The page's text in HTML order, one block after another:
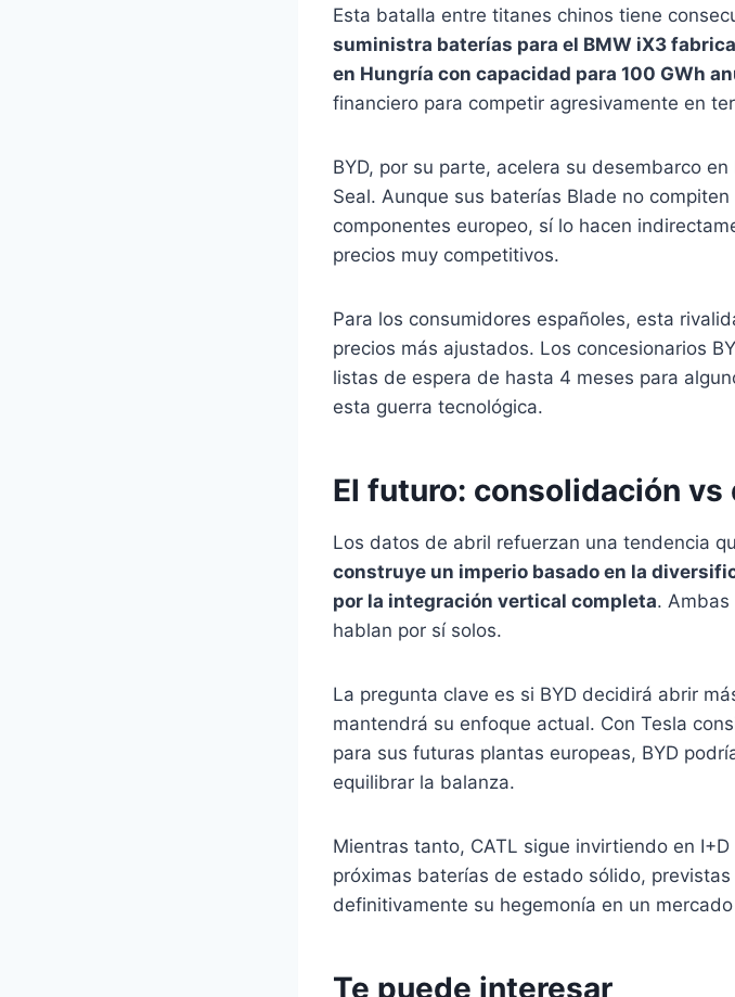
Esta batalla entre titanes chinos tiene
suministra baterías para el BMW iX3
en Hungría con capacidad para 100 GWh
financiero para competir agresivamente en
BYD, por su parte, acelera su desembarco
Seal. Aunque sus baterías Blade no
componentes europeo, sí lo hacen
precios muy competitivos.
Para los consumidores españoles, esta
precios más ajustados. Los concesionarios
listas de espera de hasta 4 meses para
esta guerra tecnológica.
El futuro: consolidación
Los datos de abril refuerzan una tendencia
construye un imperio basado en la
por la integración vertical completa.
hablan por sí solos.
La pregunta clave es si BYD decidirá abrir
mantendrá su enfoque actual. Con Tesla
para sus futuras plantas europeas, BYD
equilibrar la balanza.
Mientras tanto, CATL sigue invirtiendo en
próximas baterías de estado sólido,
definitivamente su hegemonía en un
Te puede interesar